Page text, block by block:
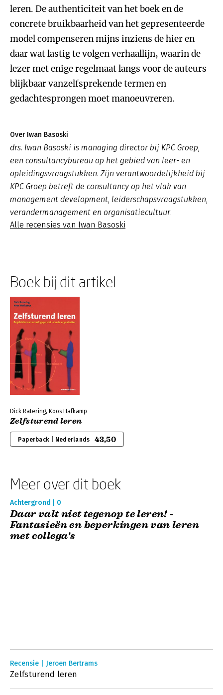
leren. De authenticiteit van het boek en de
concrete bruikbaarheid van het gepresenteerde
model compenseren mijns inziens de hier en
daar wat lastig te volgen verhaallijn, waarin de
lezer met enige regelmaat langs voor de auteurs
blijkbaar vanzelfsprekende termen en
gedachtesprongen moet manoeuvreren.
Over Iwan Basoski
drs. Iwan Basoski is managing director bij KPC Groep,
een consultancybureau op het gebied van leer- en
opleidingsvraagstukken. Zijn verantwoordelijkheid bij
KPC Groep betreft de consultancy op het vlak van
management development, leiderschapsvraagstukken,
verandermanagement en organisatiecultuur.
Alle recensies van Iwan Basoski
Boek bij dit artikel
Dick Ratering, Koos Hafkamp
Zelfsturend leren
Paperback | Nederlands 43,50
Meer over dit boek
Achtergrond | 0
Daar valt niet tegenop te leren! -
Fantasieën en beperkingen van leren
met collega's
Recensie | Jeroen Bertrams
Zelfsturend leren